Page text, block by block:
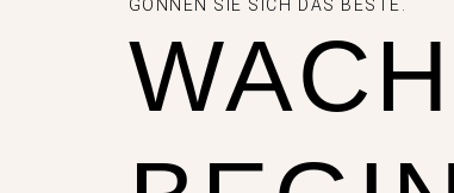
GÖNNEN SIE SICH DAS BESTE.